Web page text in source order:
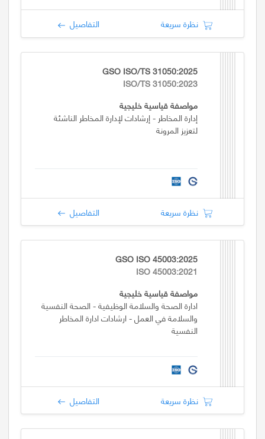
نظرة سريعة التفاصيل
GSO ISO/TS 31050:2025
ISO/TS 31050:2023
مواصفة قياسية خليجية
إدارة المخاطر - إرشادات لإدارة المخاطر الناشئة
لتعزيز المرونة
نظرة سريعة التفاصيل
GSO ISO 45003:2025
ISO 45003:2021
مواصفة قياسية خليجية
ادارة الصحة والسلامة الوظيفية - الصحة النفسية
والسلامة في العمل - ارشادات ادارة المخاطر
النفسية
نظرة سريعة التفاصيل